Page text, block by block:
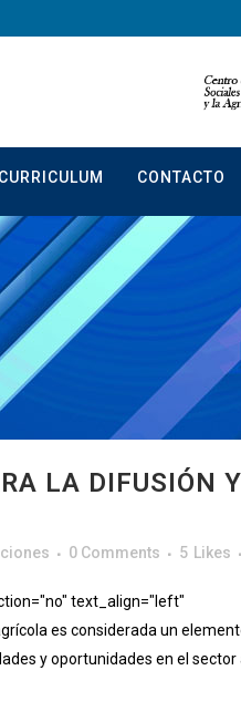
CURRICULUM CONTACTO
LA DIFUSIÓN
0 Comments 5 Likes
text_align="left"
es considerada un
y oportunidades en el sector